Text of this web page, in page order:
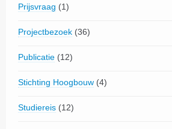
Prijsvraag (1)
Projectbezoek (36)
Publicatie (12)
Stichting Hoogbouw (4)
Studiereis (12)